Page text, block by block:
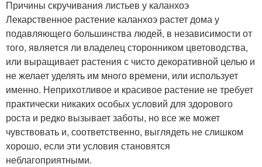
Причины скручивания листьев у каланхоэ
Лекарственное растение каланхоэ растет дома у
подавляющего большинства людей, в независимости от
того, является ли владелец сторонником цветоводства,
или выращивает растения с чисто декоративной целью и
не желает уделять им много времени, или использует
именно. Неприхотливое и красивое растение не требует
практически никаких особых условий для здорового
роста и редко вызывает заботы, но все же может
чувствовать и, соответственно, выглядеть не слишком
хорошо, если эти условия становятся
неблагоприятными.